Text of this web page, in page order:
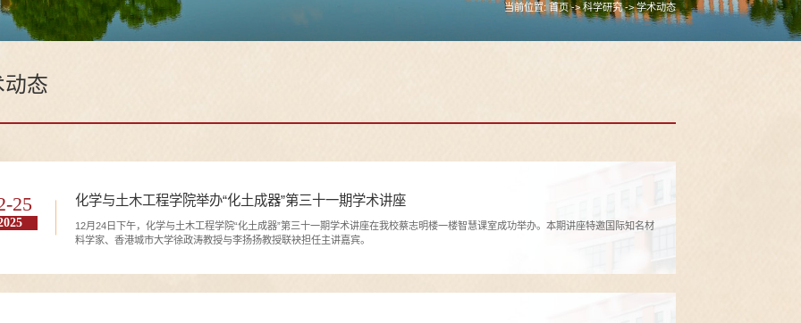
当前位置:首页->科学研究->学术动态
动态
25 化学与土木工程学院举办“化土成器”第三十一期学术讲座
12月24日下午，化学与土木工程学院“化土成器”第三十一期学术讲座在我校蔡志明楼一楼智慧课室成功举办。本期讲座特邀国际知名材
料学家、香港城市大学徐政涛教授与李扬扬教授联袂担任主讲嘉宾。